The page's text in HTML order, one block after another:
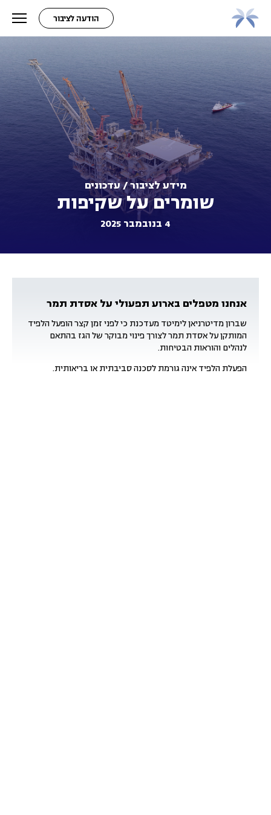
הודעה לציבור
מידע לציבור / עדכונים
שומרים על שקיפות
4 בנובמבר 2025
אנחנו מטפלים בארוע תפעולי על אסדת תמר
שברון מדיטרניאן לימיטד מעדכנת כי לפני זמן קצר הופעל הלפיד
המותקן על אסדת תמר לצורך פינוי מבוקר של הגז בהתאם
לנהלים והוראות הבטיחות.
הפעלת הלפיד אינה גורמת לסכנה סביבתית או בריאותית.